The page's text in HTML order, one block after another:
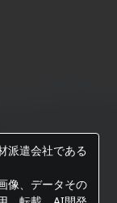
派遣会社である
像、データその